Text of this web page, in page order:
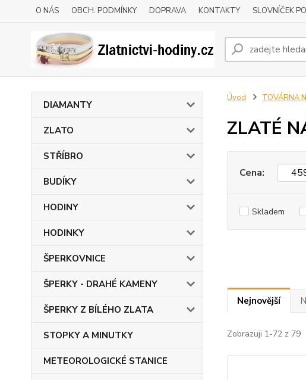
O NÁS OBCH. PODMÍNKY DOPRAVA KONTAKTY SLOVNÍČEK
DIAMANTY
ZLATO
STŘÍBRO
BUDÍKY
HODINY
HODINKY
ŠPERKOVNICE
ŠPERKY - DRAHÉ KAMENY
ŠPERKY Z BÍLÉHO ZLATA
STOPKY A MINUTKY
METEOROLOGICKÉ STANICE
Úvod TOVÁRNA
ZLATÉ
Cena:
Skladem
Nejnovější
Zobrazuji 1-72 z 79